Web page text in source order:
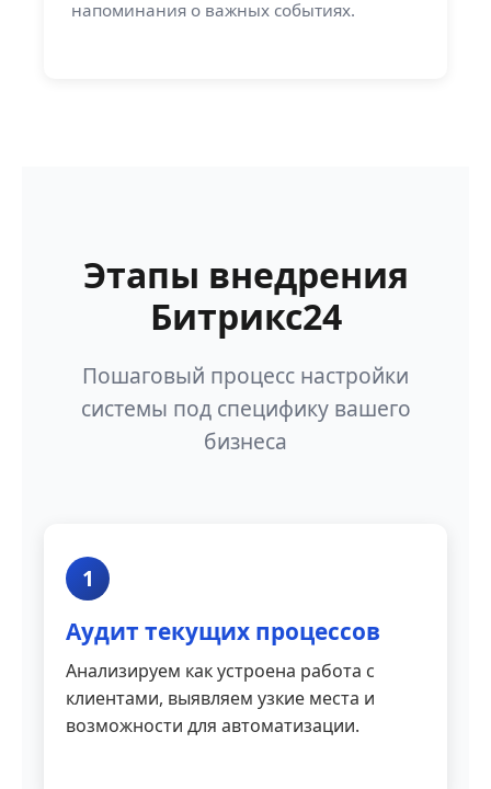
напоминания о важных событиях.
Этапы внедрения
Битрикс24
Пошаговый процесс настройки
системы под специфику вашего
бизнеса
1
Аудит текущих процессов
Анализируем как устроена работа с
клиентами, выявляем узкие места и
возможности для автоматизации.